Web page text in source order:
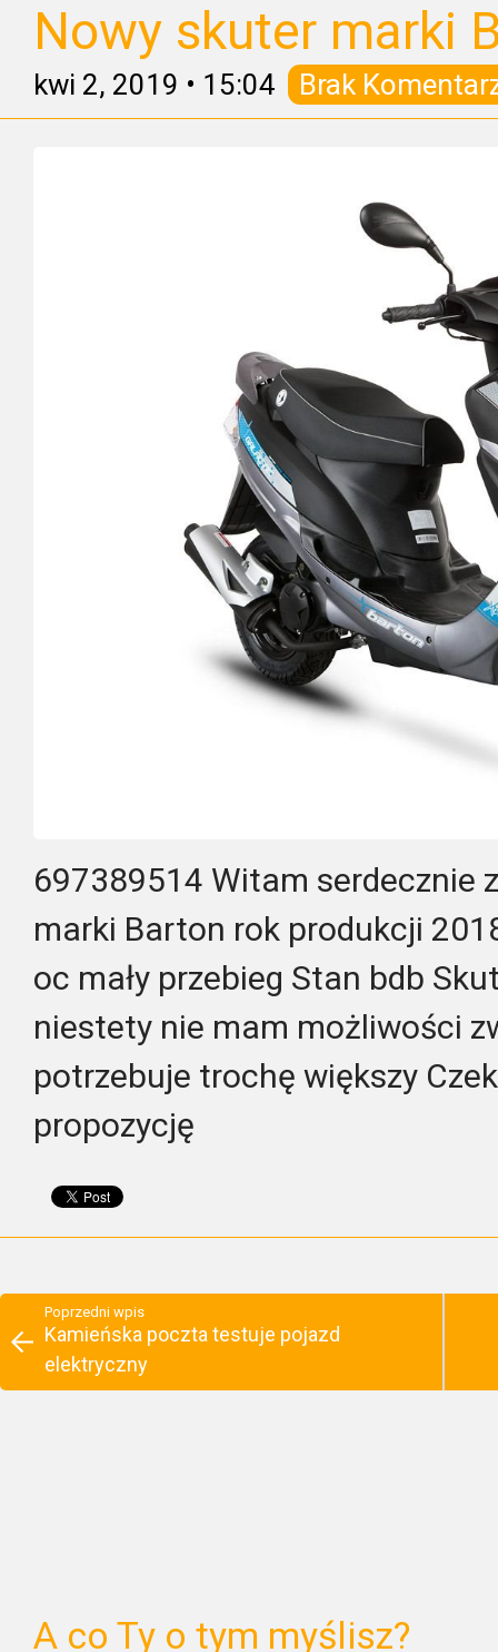
Nowy skuter marki
kwi 2, 2019 • 15:04 Brak
697389514 Witam serdecznie
marki Barton rok produkcji
oc mały przebieg Stan bdb
niestety nie mam możliwości
potrzebuje trochę większy
propozycję
Poprzedni wpis
Kamieńska poczta testuje pojazd
elektryczny
A co Ty o tym myślisz?